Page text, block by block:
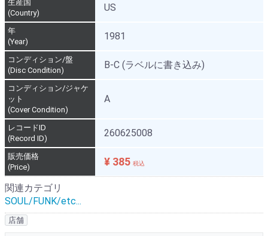
生産国
(Country)
US
年
(Year)
1981
コンディション/盤
(Disc Condition)
B-C (ラベルに書き込み)
コンディション/ジャケ
ット
(Cover Condition)
A
レコードID
(Record ID)
260625008
販売価格
(Price)
¥ 385 税込
関連カテゴリ
SOUL/FUNK/etc...
店舗